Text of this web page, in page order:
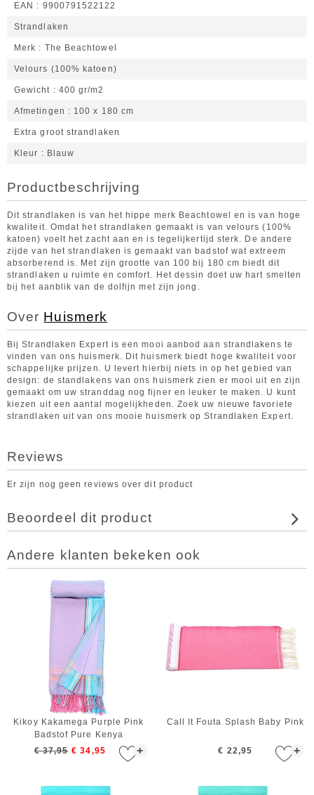
EAN 9900791522122
Strandlaken
Merk The Beachtowel
Velours (100% katoen)
Gewicht 400 gr/m2
Afmetingen 100 x 180 cm
Extra groot strandlaken
Kleur Blauw
Productbeschrijving
Dit strandlaken is van het hippe merk Beachtowel en is van hoge
kwaliteit. Omdat het strandlaken gemaakt is van velours (100%
katoen) voelt het zacht aan en is tegelijkertijd sterk. De andere
zijde van het strandlaken is gemaakt van badstof wat extreem
absorberend is. Met zijn grootte van 100 bij 180 cm biedt dit
strandlaken u ruimte en comfort. Het dessin doet uw hart smelten
bij het aanblik van de dolfijn met zijn jong.
Over Huismerk
Bij Strandlaken Expert is een mooi aanbod aan strandlakens te
vinden van ons huismerk. Dit huismerk biedt hoge kwaliteit voor
schappelijke prijzen. U levert hierbij niets in op het gebied van
design: de standlakens van ons huismerk zien er mooi uit en zijn
gemaakt om uw stranddag nog fijner en leuker te maken. U kunt
kiezen uit een aantal mogelijkheden. Zoek uw nieuwe favoriete
strandlaken uit van ons mooie huismerk op Strandlaken Expert.
Reviews
Er zijn nog geen reviews over dit product
Beoordeel dit product
Andere klanten bekeken ook
+
Kikoy Kakamega Purple Pink
Badstof Pure Kenya
€ 37,95 € 34,95 +
Call It Fouta Splash Baby Pink
€ 22,95